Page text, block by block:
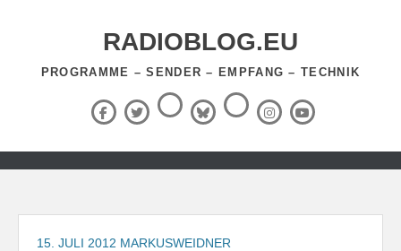
RADIOBLOG.EU
PROGRAMME – SENDER – EMPFANG – TECHNIK
Facebook
X
(Twitter)
ThreadsBlueSky
RSS-
Feed InstagramYouTube
Zum
springen
15. JULI 2012 MARKUSWEIDNER